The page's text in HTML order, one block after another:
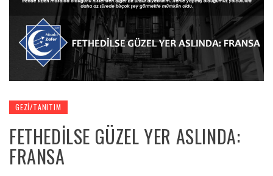
GEZI/TANITIM
FETHEDİLSE GÜZEL YER ASLINDA:
FRANSA